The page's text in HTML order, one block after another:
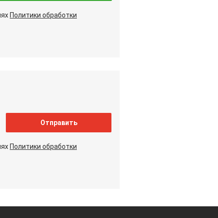
Политики обработки
Отправить
Политики обработки